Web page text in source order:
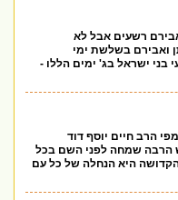
רשעים אבל לא
ואבירם בשלשת ימי
ישראל בג' ימים הללו -
הרב חיים יוסף דוד
הרבה שמחה לפני השם בכל
היא הנחלה של כל עם